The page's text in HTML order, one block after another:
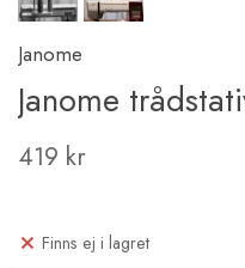
Janome
Janome
419 kr
Finns ej i lagret